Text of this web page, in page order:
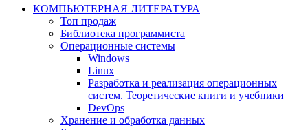
КОМПЬЮТЕРНАЯ ЛИТЕРАТУРА
Топ продаж
Библиотека программиста
Операционные системы
Windows
Linux
Разработка и реализация операционных
систем. Теоретические книги и учебники
DevOps
Хранение и обработка данных